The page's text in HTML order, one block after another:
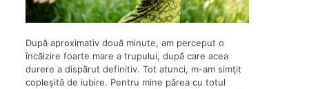
După aproximativ două minute, am perceput o
încălzire foarte mare a trupului, după care acea
durere a dispărut definitiv. Tot atunci, m-am simţit
copleşită de iubire. Pentru mine părea cu totul